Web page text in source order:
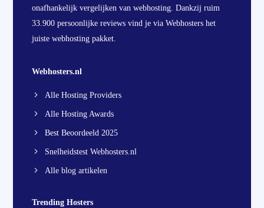
onafhankelijk vergelijken van webhosting. Dankzij ruim
33.900 persoonlijke reviews vind je via Webhosters het
juiste webhosting pakket.
Webhosters.nl
Alle Hosting Providers
Alle Hosting Awards
Best Beoordeeld 2025
Snelheidstest Webhosters.nl
Alle blog artikelen
Trending Hosters